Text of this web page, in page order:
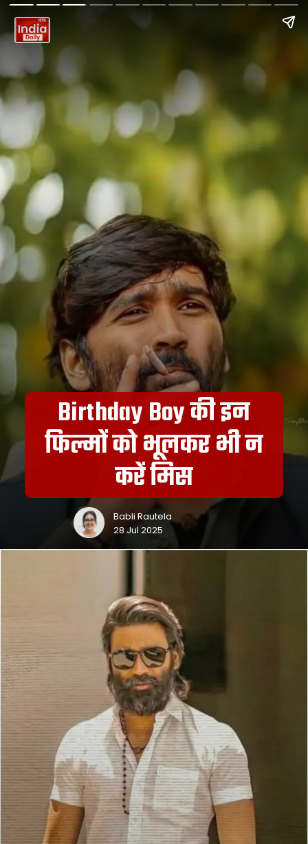
Birthday Boy की इन
फिल्मों को भूलकर भी न
करें मिस
Babli Rautela
28 Jul 2025